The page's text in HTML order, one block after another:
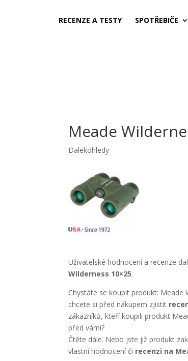
RECENZE A TESTY SPOTŘEBIČE
Meade
Dalekohledy
Uživatelské hodnocení a recenze
Wilderness 10×25.
Chystáte se koupit produkt: Meade
chcete si před nákupem zjistit
zákazníků, kteří koupili produkt
před vámi?
Čtěte dále. Nebo jste již produkt
vlastní hodnocení či recenzi na